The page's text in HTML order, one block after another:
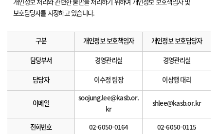
개인정보 처리와 관련한 불만을 처리하기 위하여 개인정보 보호책임자 및
보호담당자를 지정하고 있습니다.
구분 개인정보 보호책임자 개인정보 보호담당자
담당부서 경영관리실 경영관리실
담당자 이수정 팀장 이상행 대리
이메일
soojung.lee@kasb.or.
kr
shlee@kasb.or.kr
전화번호 02-6050-0164 02-6050-0115